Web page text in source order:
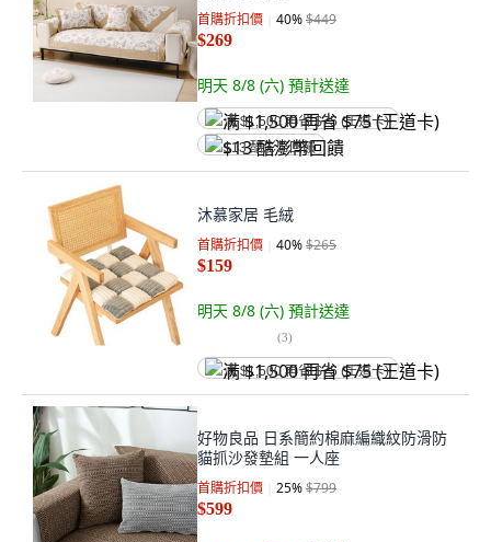
首購折扣價 40%$449
$269
明天 8/8 (六) 預計送達
满 $1,500 再省 $75 (王道卡)
$13 酷澎幣回饋
沐慕家居 毛絨
首購折扣價 40%$265
$159
明天 8/8 (六) 預計送達
(3)
满 $1,500 再省 $75 (王道卡)
好物良品 日系簡約棉麻編織紋防滑防
貓抓沙發墊組 一人座
首購折扣價 25%$799
$599